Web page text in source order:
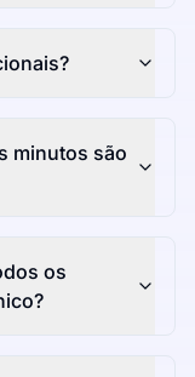
minutos são
os